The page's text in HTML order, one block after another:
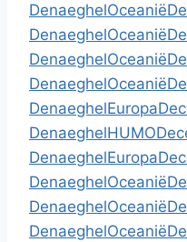
DenaeghelOceanië
DenaeghelOceanië
DenaeghelOceanië
DenaeghelOceanië
DenaeghelEuropa
DenaeghelHUMO
DenaeghelEuropa
DenaeghelOceanië
DenaeghelOceanië
DenaeghelOceanië